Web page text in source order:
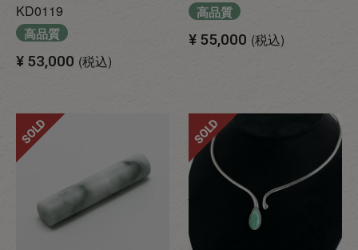
KD0119
高品質
¥ 53,000 税込
高品質
¥ 55,000 税込
SOLD SOLD